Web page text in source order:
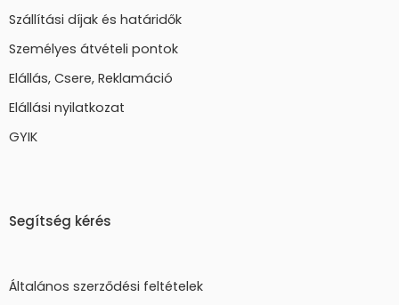
Szállítási díjak és határidők
Személyes átvételi pontok
Elállás, Csere, Reklamáció
Elállási nyilatkozat
GYIK
Segítség kérés
Általános szerződési feltételek